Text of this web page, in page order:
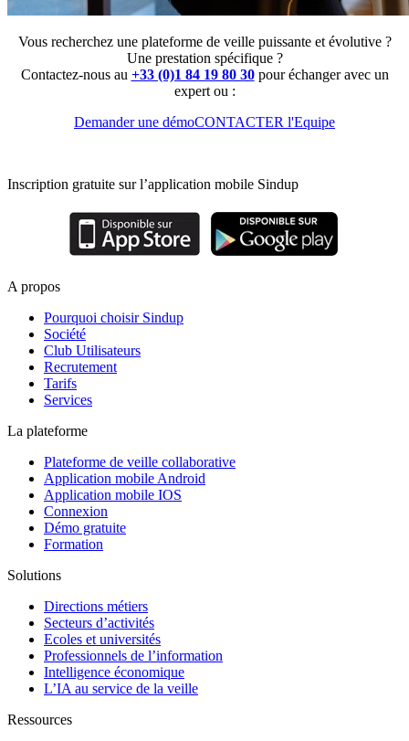
Vous recherchez une plateforme de veille puissante et évolutive ?
Une prestation spécifique ?
Contactez-nous au +33 (0)1 84 19 80 30pour échanger avec un
expert ou :
Demander une démoCONTACTER l'Equipe
Inscription gratuite sur l’application mobile Sindup
A propos
Pourquoi choisir Sindup
Société
Club Utilisateurs
Recrutement
Tarifs
Services
La plateforme
Plateforme de veille collaborative
Application mobile Android
Application mobile IOS
Connexion
Démo gratuite
Formation
Solutions
Directions métiers
Secteurs d’activités
Ecoles et universités
Professionnels de l’information
Intelligence économique
L’IA au service de la veille
Ressources